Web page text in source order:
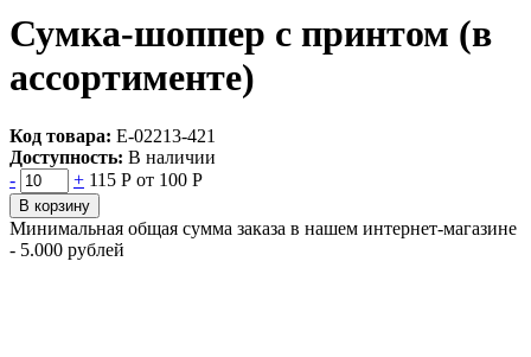
Сумка-шоппер с принтом (в
ассортименте)
Код товара: Е-02213-421
Доступность: В наличии
-
+ 115 Р от 100 Р
В корзину
Минимальная общая сумма заказа в нашем интернет-магазине
- 5.000 рублей